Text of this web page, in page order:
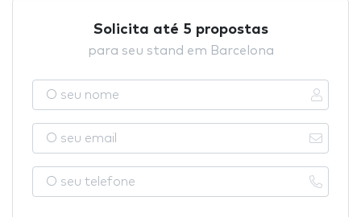
Solicita até 5 propostas
para seu stand em Barcelona